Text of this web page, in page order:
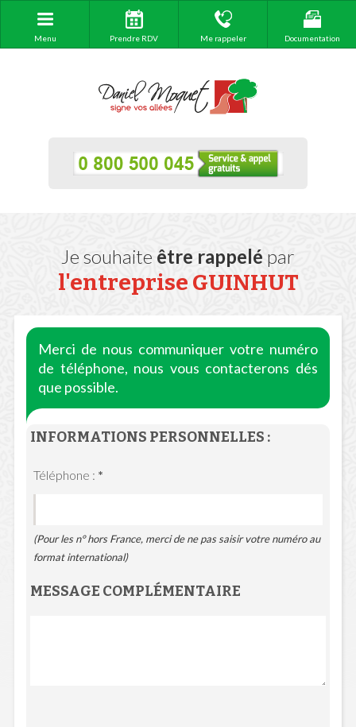
Menu Prendre RDV Me rappeler Documentation
Je souhaite être rappelé par
l'entreprise GUINHUT
Merci de nous communiquer votre numéro
de téléphone, nous vous contacterons dés
que possible.
INFORMATIONS PERSONNELLES :
Téléphone : *
(Pour les n° hors France, merci de ne pas saisir votre numéro au
format international)
MESSAGE COMPLÉMENTAIRE